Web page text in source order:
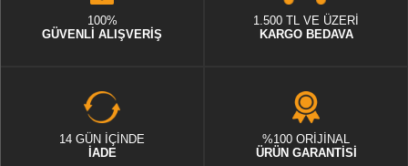
100%
GÜVENLİ ALIŞVERİŞ
1.500 TL VE ÜZERİ
KARGO BEDAVA
14 GÜN İÇİNDE
İADE
%100 ORİJİNAL
ÜRÜN GARANTİSİ